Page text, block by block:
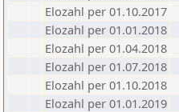
Elozahl per 01.10.2017
Elozahl per 01.01.2018
Elozahl per 01.04.2018
Elozahl per 01.07.2018
Elozahl per 01.10.2018
Elozahl per 01.01.2019